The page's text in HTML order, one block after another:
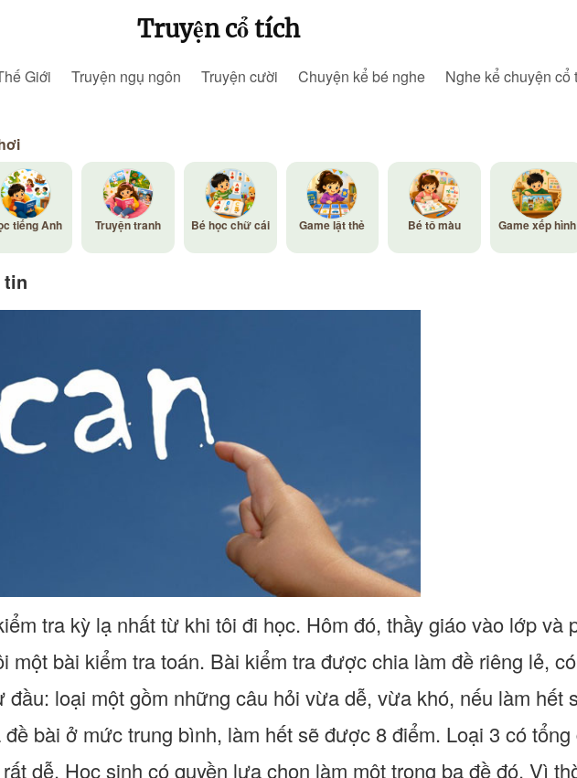
Truyện cổ tích
Giới Truyện ngụ ngôn Truyện cười Chuyện kể bé nghe Nghe kể chuyện cổ
tiếng Anh Truyện tranh Bé học chữ cái Game lật thẻ Bé tô màu Game xếp hình
tra kỳ lạ nhất từ khi tôi đi học. Hôm đó, thầy giáo vào lớp và
một bài kiểm tra toán. Bài kiểm tra được chia làm đề riêng lẻ,
đầu: loại một gồm những câu hỏi vừa dễ, vừa khó, nếu làm hết
bài ở mức trung bình, làm hết sẽ được 8 điểm. Loại 3 có
dễ. Học sinh có quyền lựa chọn làm một trong ba đề đó. Vì